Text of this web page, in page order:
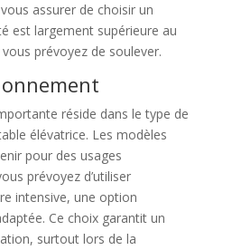
assurer de choisir un
est largement supérieure au
prévoyez de soulever.
réside dans le type de
élévatrice. Les modèles
pour des usages
prévoyez d’utiliser
intensive, une option
Ce choix garantit un
surtout lors de la